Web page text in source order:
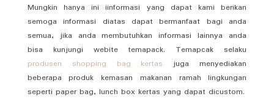
Mungkin hanya ini iinformasi yang dapat kami berikan
semoga informasi diatas dapat bermanfaat bagi anda
semua, jika anda membutuhkan informasi lainnya anda
bisa kunjungi webite temapack. Temapcak selaku
produsen shopping bag kertas juga menyediakan
beberapa produk kemasan makanan ramah lingkungan
seperti paper bag, lunch box kertas yang dapat dicustom.